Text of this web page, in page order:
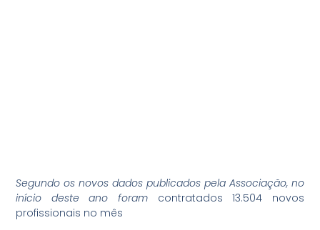
Segundo os novos dados publicados pela Associação, no
início deste ano foram contratados13.504 novos
profissionais no mês